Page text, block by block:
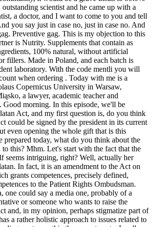
outstanding scientist and he came up with a
a doctor, and I want to come to you and tell
you say just in case no, just in case no. And
Preventive gag. This is my objection to this
is Nutrity. Supplements that contain as
100% natural, without artificial
fillers. Made in Poland, and each batch is
laboratory. With the code mentli you will
when ordering . Today with me is a
Copernicus University in Warsaw,
a lawyer, academic teacher and
Good morning. In this episode, we'll be
Act, and my first question is, do you think
could be signed by the president in its current
even opening the whole gift that is this
prepared today, what do you think about the
to this? Mhm. Let's start with the fact that the
seems intriguing, right? Well, actually her
In fact, it is an amendment to the Act on
grants competences, precisely defined,
to the Patient Rights Ombudsman.
one could say a media one, probably of a
or someone who wants to raise the
and, in my opinion, perhaps stigmatize part of
a rather holistic approach to issues related to